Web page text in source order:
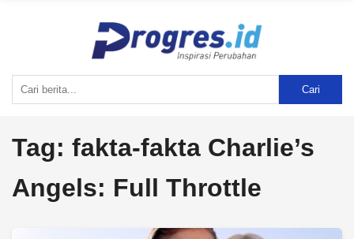
Cari
Tag: fakta-fakta Charlie’s
Angels: Full Throttle